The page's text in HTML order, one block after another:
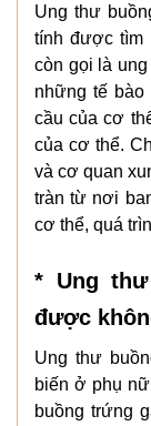
Ung thư
tính được tìm
còn gọi là
những tế bào
cầu của cơ
của cơ thể.
và cơ quan
tràn từ nơi
cơ thể, quá
* Ung
được
Ung thư
biến ở phụ
buồng trứng